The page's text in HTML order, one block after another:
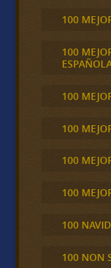
100
100
100
100
100
100
100
100 NON